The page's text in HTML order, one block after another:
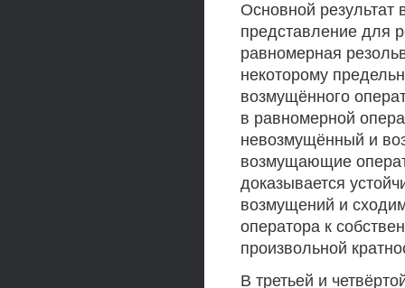
Основной результат
представление для
равномерная
некоторому
возмущённого
в равномерной
невозмущённый и
возмущающие
доказывается
возмущений и
оператора к
произвольной
В третьей и